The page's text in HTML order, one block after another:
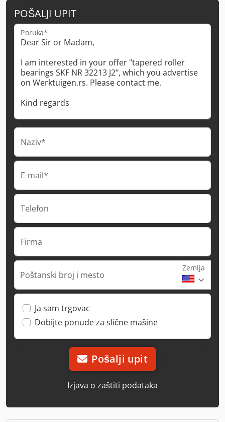
POŠALJI UPIT
Poruka*
Naziv*
E-mail*
Telefon
Firma
Poštanski broj i mesto
Zemlja
Ja sam trgovac
Dobijte ponude za slične mašine
Pošalji upit
Izjava o zaštiti podataka